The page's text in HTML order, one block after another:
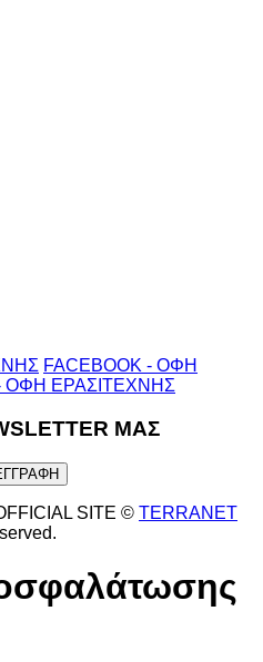
FACEBOOK - ΟΦΗ
ΟΦΗ ΕΡΑΣΙΤΕΧΝΗΣ
ΜΑΣ
SITE © TERRANET